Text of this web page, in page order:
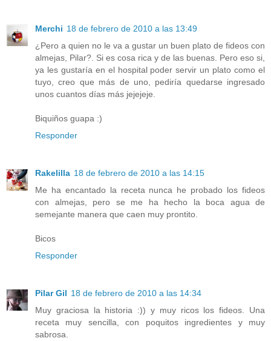
Merchi 18 de febrero de 2010 a las 13:49
¿Pero a quien no le va a gustar un buen plato de fideos con
almejas, Pilar?. Si es cosa rica y de las buenas. Pero eso si,
ya les gustaría en el hospital poder servir un plato como el
tuyo, creo que más de uno, pediría quedarse ingresado
unos cuantos días más jejejeje.
Biquiños guapa :)
Responder
Rakelilla 18 de febrero de 2010 a las 14:15
Me ha encantado la receta nunca he probado los fideos
con almejas, pero se me ha hecho la boca agua de
semejante manera que caen muy prontito.
Bicos
Responder
Pilar Gil 18 de febrero de 2010 a las 14:34
Muy graciosa la historia :)) y muy ricos los fideos. Una
receta muy sencilla, con poquitos ingredientes y muy
sabrosa.